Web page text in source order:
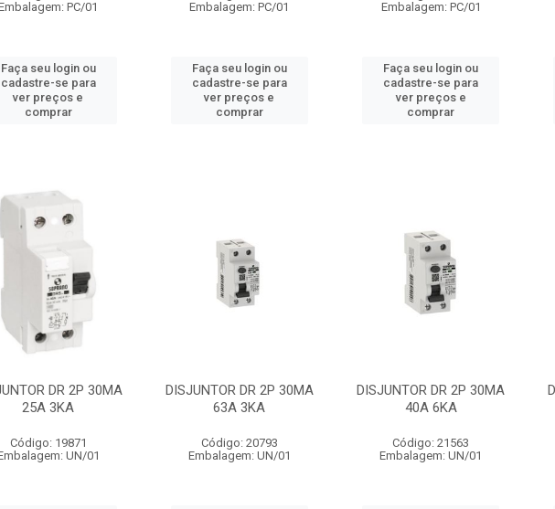
PC/01
Faça seu login ou
cadastre-se para
ver preços e
comprar
Embalagem: PC/01
Faça seu login ou
cadastre-se para
ver preços e
comprar
Embalagem: PC/01
Faça seu login ou
cadastre-se para
ver preços e
comprar
DR 2P 30MA
25A 3KA
Código: 19871
UN/01
DISJUNTOR DR 2P 30MA
63A 3KA
Código: 20793
Embalagem: UN/01
DISJUNTOR DR 2P 30MA
40A 6KA
Código: 21563
Embalagem: UN/01